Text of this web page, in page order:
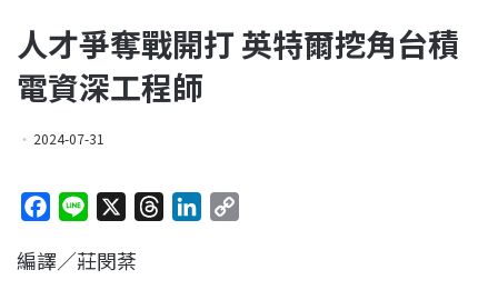
人才爭奪戰開打 英特爾挖角台積
電資深工程師
2024-07-31
c
n
編譯／莊閔棻